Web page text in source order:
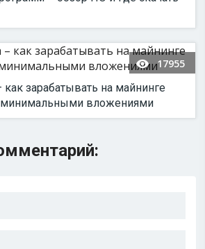
17955
зарабатывать на майнинге
вложениями